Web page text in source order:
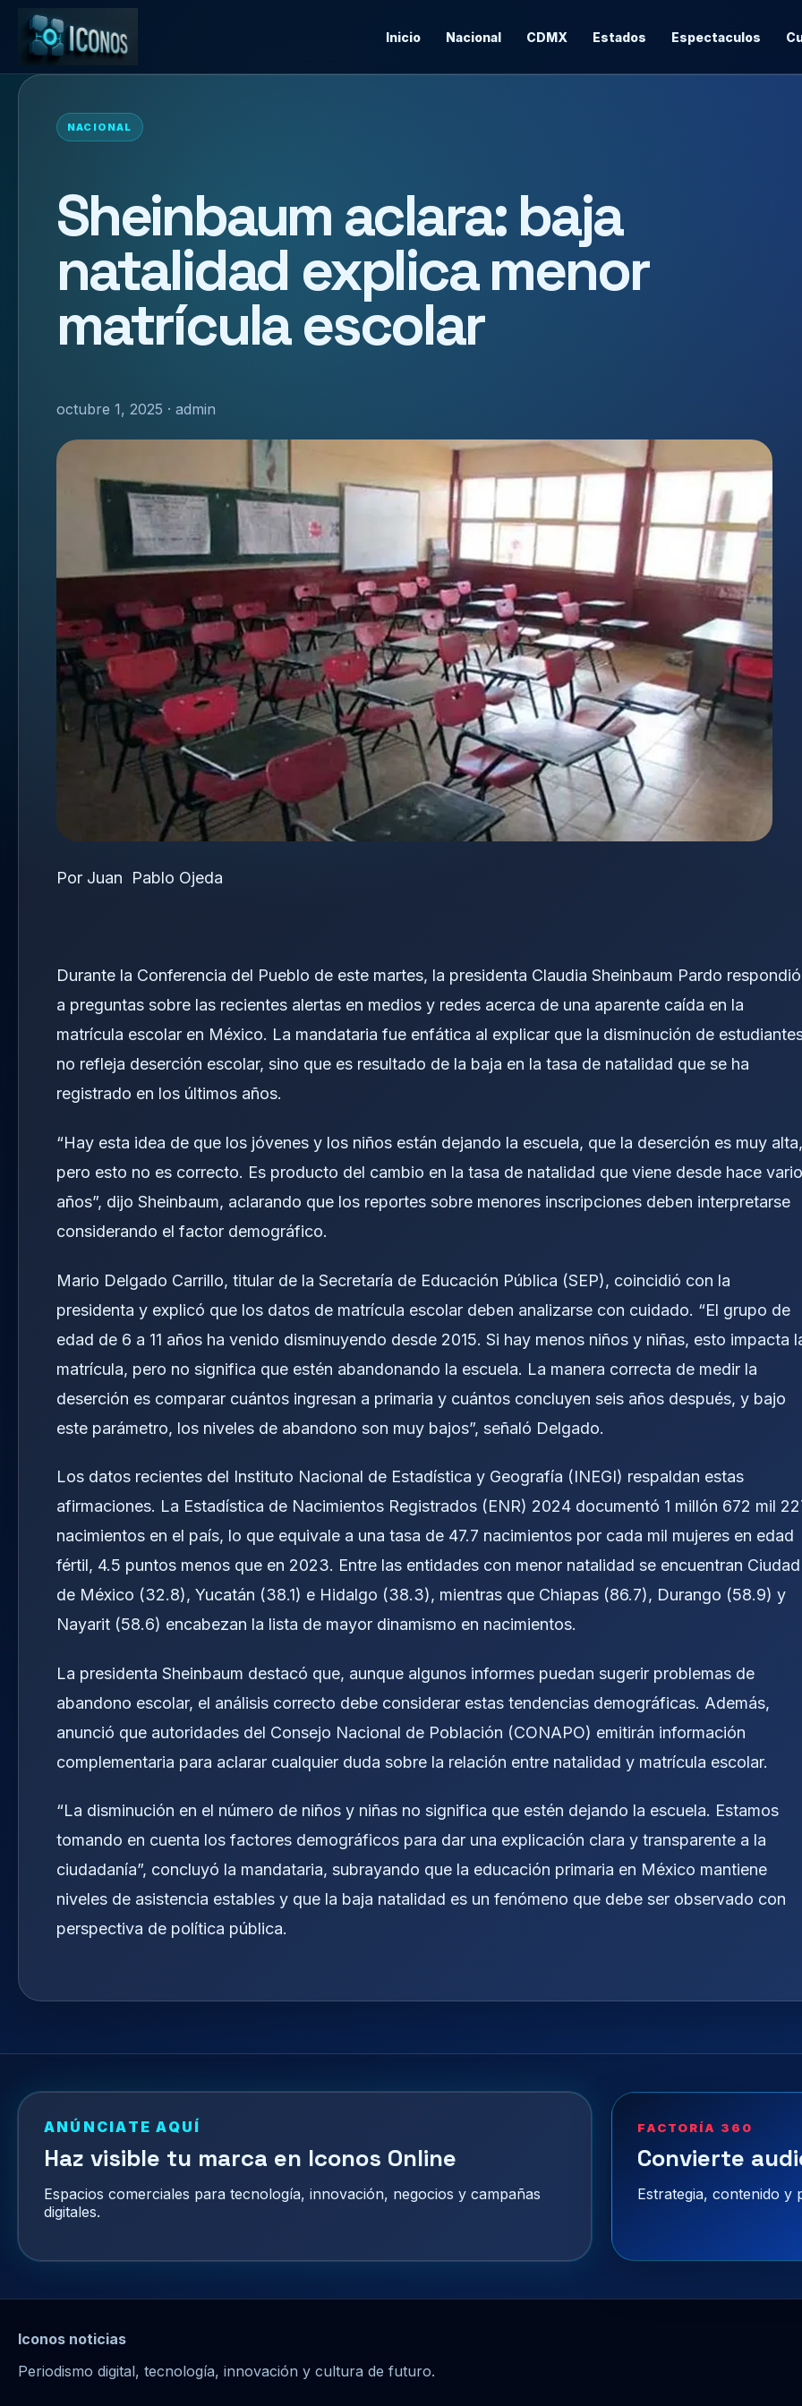
Inicio Nacional CDMX Estados Espectaculos
NACIONAL
Sheinbaum aclara: baja
natalidad explica menor
matrícula escolar
octubre 1, 2025 · admin
Por Juan Pablo Ojeda
Durante la Conferencia del Pueblo de este martes, la presidenta Claudia Sheinbaum Pardo respondió
a preguntas sobre las recientes alertas en medios y redes acerca de una aparente caída en la
matrícula escolar en México. La mandataria fue enfática al explicar que la disminución de
no refleja deserción escolar, sino que es resultado de la baja en la tasa de natalidad que se ha
registrado en los últimos años.
“Hay esta idea de que los jóvenes y los niños están dejando la escuela, que la deserción es muy alta,
pero esto no es correcto. Es producto del cambio en la tasa de natalidad que viene desde hace
años”, dijo Sheinbaum, aclarando que los reportes sobre menores inscripciones deben interpretarse
considerando el factor demográfico.
Mario Delgado Carrillo, titular de la Secretaría de Educación Pública (SEP), coincidió con la
presidenta y explicó que los datos de matrícula escolar deben analizarse con cuidado. “El grupo de
edad de 6 a 11 años ha venido disminuyendo desde 2015. Si hay menos niños y niñas, esto impacta
matrícula, pero no significa que estén abandonando la escuela. La manera correcta de medir la
deserción es comparar cuántos ingresan a primaria y cuántos concluyen seis años después, y bajo
este parámetro, los niveles de abandono son muy bajos”, señaló Delgado.
Los datos recientes del Instituto Nacional de Estadística y Geografía (INEGI) respaldan estas
afirmaciones. La Estadística de Nacimientos Registrados (ENR) 2024 documentó 1 millón 672 mil
nacimientos en el país, lo que equivale a una tasa de 47.7 nacimientos por cada mil mujeres en edad
fértil, 4.5 puntos menos que en 2023. Entre las entidades con menor natalidad se encuentran Ciudad
de México (32.8), Yucatán (38.1) e Hidalgo (38.3), mientras que Chiapas (86.7), Durango (58.9) y
Nayarit (58.6) encabezan la lista de mayor dinamismo en nacimientos.
La presidenta Sheinbaum destacó que, aunque algunos informes puedan sugerir problemas de
abandono escolar, el análisis correcto debe considerar estas tendencias demográficas. Además,
anunció que autoridades del Consejo Nacional de Población (CONAPO) emitirán información
complementaria para aclarar cualquier duda sobre la relación entre natalidad y matrícula escolar.
“La disminución en el número de niños y niñas no significa que estén dejando la escuela. Estamos
tomando en cuenta los factores demográficos para dar una explicación clara y transparente a la
ciudadanía”, concluyó la mandataria, subrayando que la educación primaria en México mantiene
niveles de asistencia estables y que la baja natalidad es un fenómeno que debe ser observado con
perspectiva de política pública.
ANÚNCIATE AQUÍ
Haz visible tu marca en Iconos Online
Espacios comerciales para tecnología, innovación, negocios y campañas
digitales.
FACTORÍA 360
Convierte
Estrategia, contenido y
Iconos noticias
Periodismo digital, tecnología, innovación y cultura de futuro.